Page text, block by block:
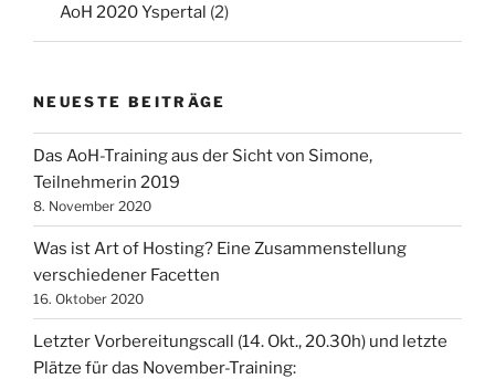
AoH 2020 Yspertal (2)
NEUESTE BEITRÄGE
Das AoH-Training aus der Sicht von Simone,
Teilnehmerin 2019
8. November 2020
Was ist Art of Hosting? Eine Zusammenstellung
verschiedener Facetten
16. Oktober 2020
Letzter Vorbereitungscall (14. Okt., 20.30h) und letzte
Plätze für das November-Training: